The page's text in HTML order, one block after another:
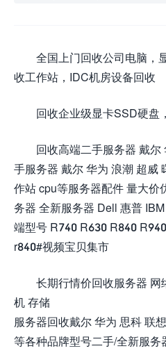
全国上门回收公司电脑，
收工作站，IDC机房设备回收
回收企业级显卡SSD硬盘，
回收高端二手服务器 戴尔
手服务器 戴尔 华为 浪潮 超威
作站 cpu等服务器配件 量大价
务器 全新服务器 Dell 惠普
端型号 R740 R630 R840
r840#视频宝贝集市
长期行情价回收服务器 网
机 存储
服务器回收戴尔 华为 思科 联
等各种品牌型号二手/全新服务